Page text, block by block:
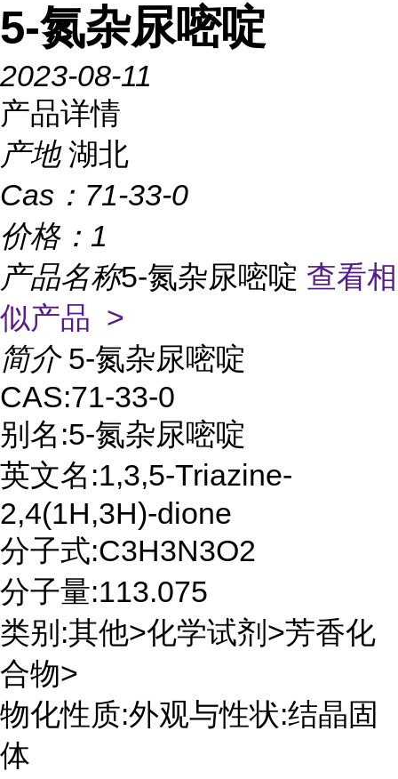
5-氮杂尿嘧啶
2023-08-11
产品详情
产地 湖北
Cas： 71-33-0
价格： 1
产品名称5-氮杂尿嘧啶 查看相
似产品 >
简介 5-氮杂尿嘧啶
CAS:71-33-0
别名:5-氮杂尿嘧啶
英文名:1,3,5-Triazine-
2,4(1H,3H)-dione
分子式:C3H3N3O2
分子量:113.075
类别:其他>化学试剂>芳香化
合物>
物化性质:外观与性状:结晶固
体